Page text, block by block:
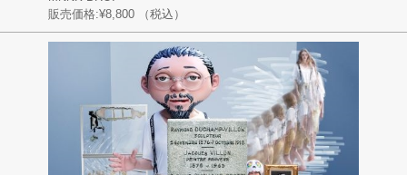
販売価格:¥8,800 （税込）